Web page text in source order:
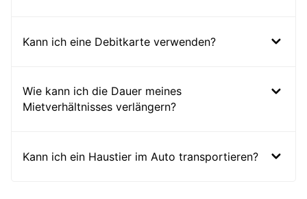
Kann ich eine Debitkarte verwenden?
Wie kann ich die Dauer meines
Mietverhältnisses verlängern?
Kann ich ein Haustier im Auto transportieren?